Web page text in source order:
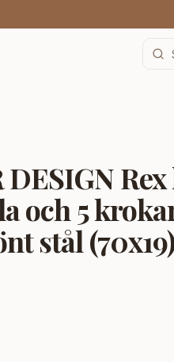
DESIGN
och 5
stål